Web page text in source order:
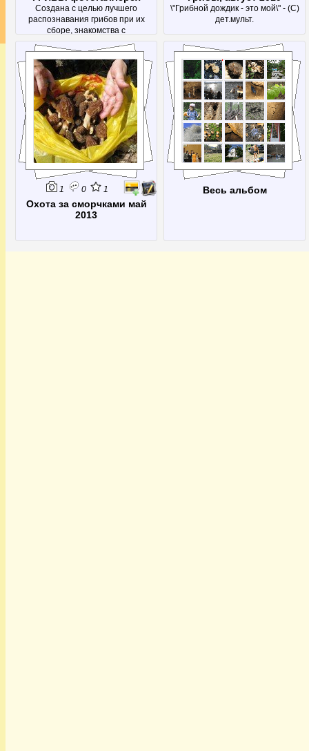
Создана с целью лучшего
распознавания грибов при их
сборе, знакомства с
малоизвестными грибами и просто
получения эстетического
наслаждения от красивых
фотографий.
\"Грибной дождик - это мой\" - (С)
дет.мульт.
1 0 1
Охота за сморчками май
2013
Весь альбом